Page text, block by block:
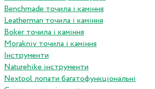
Benchmade точила і каміння
Leatherman точила і каміння
Boker точила і каміння
Morakniv точила і каміння
Інструменти
Naturehike інструменти
Nextool лопати багатофункціональні